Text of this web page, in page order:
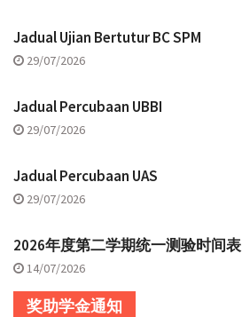
Jadual Ujian Bertutur BC SPM
29/07/2026
Jadual Percubaan UBBI
29/07/2026
Jadual Percubaan UAS
29/07/2026
2026年度第二学期统一测验时间表
14/07/2026
奖助学金通知